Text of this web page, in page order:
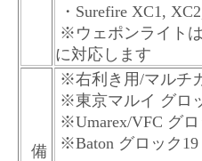
・Surefire XC1,
※ウェポンライト
に対応します
備
※右利き用/マルチ
※東京マルイ グロ
※Umarex/VFC グ
※Baton グロック19